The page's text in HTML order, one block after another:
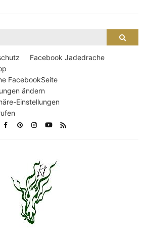
Facebook Jadedrache
FacebookSeite
ändern
Einstellungen